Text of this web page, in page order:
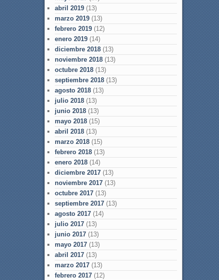
abril 2019(13)
marzo 2019(13)
febrero 2019(12)
enero 2019(14)
diciembre 2018(13)
noviembre 2018(13)
octubre 2018(13)
septiembre 2018(13)
agosto 2018(13)
julio 2018(13)
junio 2018(13)
mayo 2018(15)
abril 2018(13)
marzo 2018(15)
febrero 2018(13)
enero 2018(14)
diciembre 2017(13)
noviembre 2017(13)
octubre 2017(13)
septiembre 2017(13)
agosto 2017(14)
julio 2017(13)
junio 2017(13)
mayo 2017(13)
abril 2017(13)
marzo 2017(13)
febrero 2017(12)